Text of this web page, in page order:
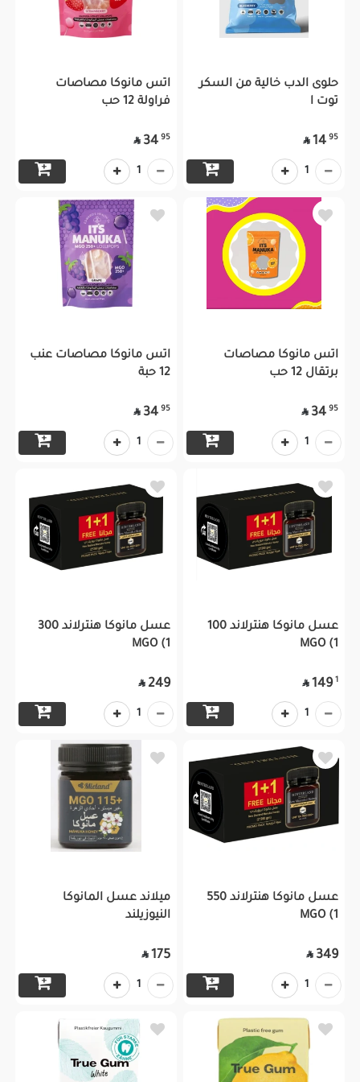
حلوى الدب خالية من السكر
توت ا
95
14

1
اتس مانوكا مصاصات
فراولة 12 حب
95
34

1
اتس مانوكا مصاصات
برتقال 12 حب
95
34

1
اتس مانوكا مصاصات عنب
12 حبة
95
34

1
عسل مانوكا هنترلاند 100
MGO (1
1
149

1
عسل مانوكا هنترلاند 300
MGO (1
249

1
عسل مانوكا هنترلاند 550
MGO (1
349

1
ميلاند عسل المانوكا
النيوزيلند
175

1